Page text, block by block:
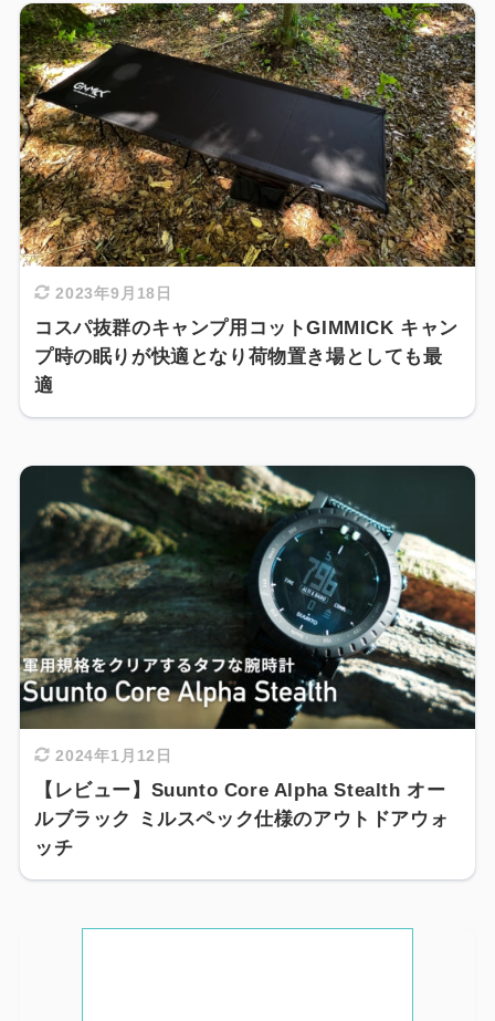
2023年9月18日
コスパ抜群のキャンプ用コットGIMMICK キャン
プ時の眠りが快適となり荷物置き場としても最
適
2024年1月12日
【レビュー】Suunto Core Alpha Stealth オー
ルブラック ミルスペック仕様のアウトドアウォ
ッチ